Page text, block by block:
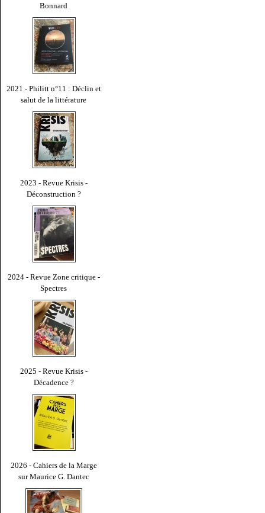
Bonnard
2021 - Philitt n°11 : Déclin et
salut de la littérature
2023 - Revue Krisis -
Déconstruction ?
2024 - Revue Zone critique -
Spectres
2025 - Revue Krisis -
Décadence ?
2026 - Cahiers de la Marge
sur Maurice G. Dantec